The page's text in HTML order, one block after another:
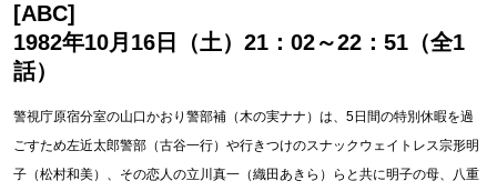
[ABC]
1982年10月16日（土）21：02～22：51（全1
話）
警視庁原宿分室の山口かおり警部補（木の実ナナ）は、5日間の特別休暇を過
ごすため左近太郎警部（古谷一行）や行きつけのスナックウェイトレス宗形明
子（松村和美）、その恋人の立川真一（織田あきら）らと共に明子の母、八重